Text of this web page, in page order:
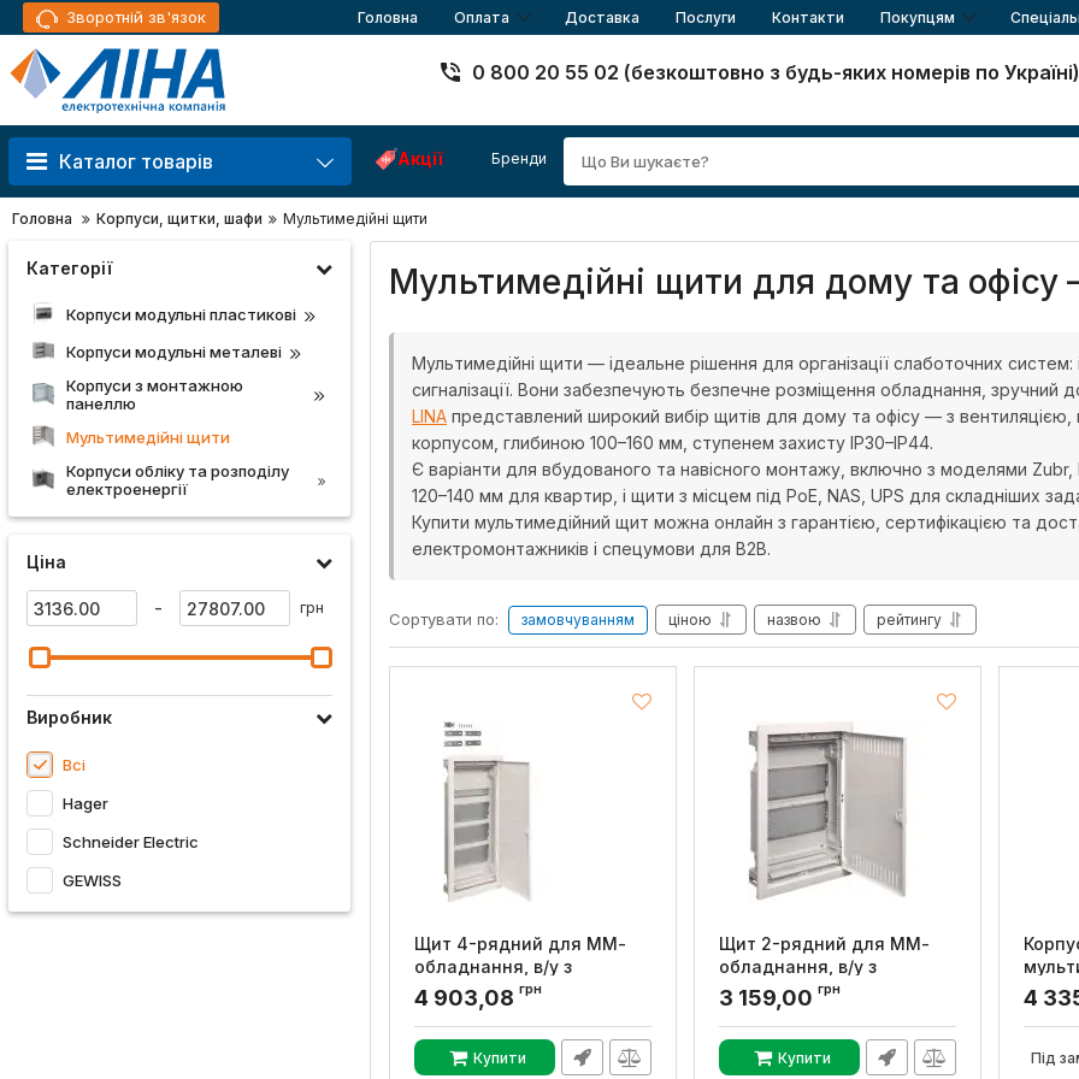
Зворотній зв'язок Головна Оплата Доставка Послуги Контакти Покупцям
0 800 20 55 02 (безкоштовно з будь-яких номерів по Україні)
Каталог товарів Акції Бренди
Головна Корпуси, щитки, шафи Мультимедійні щити
Категорії
Корпуси модульні пластикові
Корпуси модульні металеві
Корпуси з монтажною
панеллю
Мультимедійні щити
Корпуси обліку та розподілу
електроенергії
Ціна
- грн
Виробник
Всі
Hager
Schneider Electric
GEWISS
Мультимедійні щити для дому та офісу
Мультимедійні щити — ідеальне рішення для організації слаботочних
сигналізації. Вони забезпечують безпечне розміщення обладнання, зручний
LINA представлений широкий вибір щитів для дому та офісу — з
корпусом, глибиною 100–160 мм, ступенем захисту IP30–IP44.
Є варіанти для вбудованого та навісного монтажу, включно з моделями
120–140 мм для квартир, і щити з місцем під PoE, NAS, UPS для складніших
Купити мультимедійний щит можна онлайн з гарантією, сертифікацією та
електромонтажників і спецумови для B2B.
Сортувати по: замовчуванням ціною назвою рейтингу
Щит 4-рядний для ММ-
обладнання, в/у з
металевими дверями,
VOLTA, Hager
Артикул:VU48NWB
4 903,08 грн
Купити
Щит 2-рядний для ММ-
обладнання, в/у з
металевими дверями,
VOLTA, Hager
Артикул:VU24NWB
3 159,00 грн
Купити
4
Під